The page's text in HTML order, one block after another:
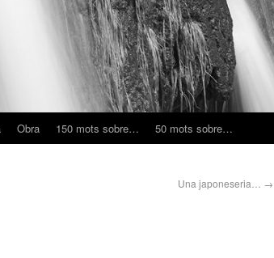
Obra 150 mots sobre… 50 mots sobre…
Una japoneseria… →